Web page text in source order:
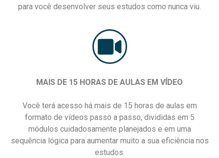
para você desenvolver seus estudos como nunca viu.
MAIS DE 15 HORAS DE AULAS EM VÍDEO
Você terá acesso há mais de 15 horas de aulas em
formato de vídeos passo a passo, divididas em 5
módulos cuidadosamente planejados e em uma
sequência lógica para aumentar muito a sua eficiência nos
estudos.